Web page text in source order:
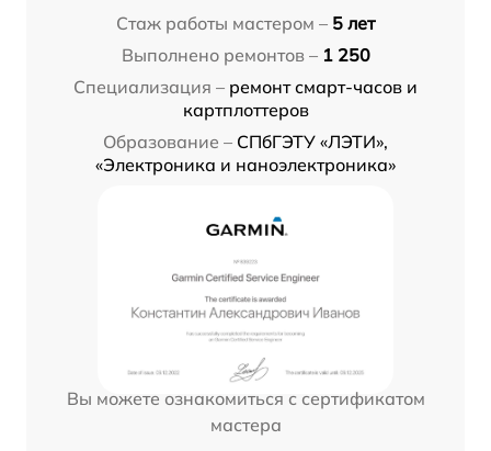
Стаж работы мастером – 5 лет
Выполнено ремонтов – 1 250
Специализация – ремонт смарт-часов и
картплоттеров
Образование – СПбГЭТУ «ЛЭТИ»,
«Электроника и наноэлектроника»
Вы можете ознакомиться с сертификатом
мастера